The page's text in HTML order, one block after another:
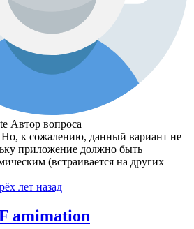
Автор вопроса
Но, к сожалению, данный вариант не
приложение должно быть
(встраивается на других
лет назад
amimation